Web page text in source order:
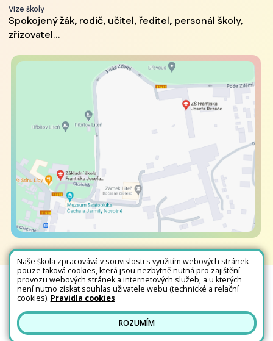
Vize školy
Spokojený žák, rodič, učitel, ředitel, personál školy,
zřizovatel...
Všechna práva vyhrazena. Copyright © 2026 |Mapa stránek|Kontakty
Přihlásit|Prohlášení o přístupnosti
Naše škola zpracovává v souvislosti s využitím webových stránek
pouze taková cookies, která jsou nezbytně nutná pro zajištění
provozu webových stránek a internetových služeb, a u kterých
není nutno získat souhlas uživatele webu (technické a relační
cookies). Pravidla cookies
ROZUMÍM